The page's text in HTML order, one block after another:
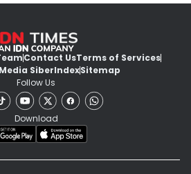
Contact UsTerms of Services
SiberIndexSitemap
Follow Us
Download